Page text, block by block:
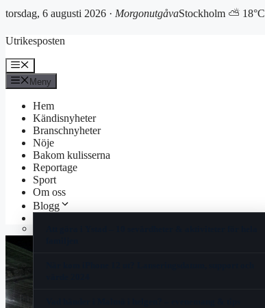
torsdag, 6 augusti 2026 · MorgonutgåvaStockholm ⛅ 18°C
till
Utrikesposten
Meny
Meny
Hem
Kändisnyheter
Branschnyheter
Nöje
Bakom kulisserna
Reportage
Sport
Om oss
Blogg